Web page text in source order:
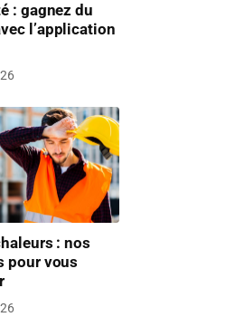
: gagnez du
l’application
: nos
pour vous